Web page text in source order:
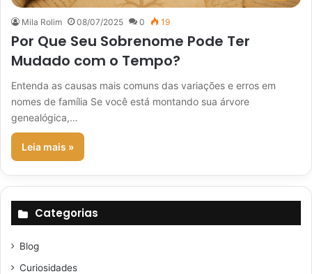
Mila Rolim 08/07/2025 0 19
Por Que Seu Sobrenome Pode Ter
Mudado com o Tempo?
Entenda as causas mais comuns das variações e erros em
nomes de família Se você está montando sua árvore
genealógica,…
Leia mais »
Categorias
Blog
Curiosidades